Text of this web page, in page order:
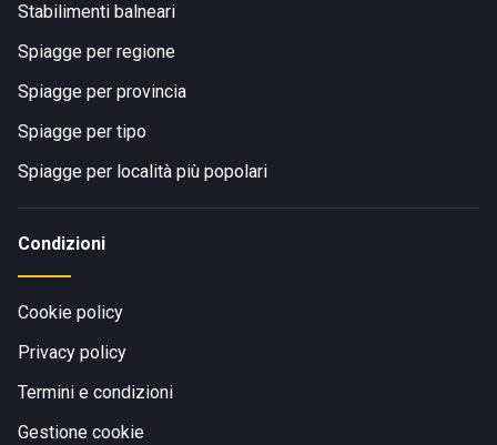
Stabilimenti balneari
Spiagge per regione
Spiagge per provincia
Spiagge per tipo
Spiagge per località più popolari
Condizioni
Cookie policy
Privacy policy
Termini e condizioni
Gestione cookie